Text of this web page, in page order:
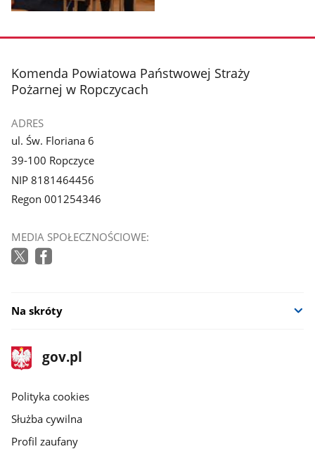
zdjęcie
galerii.
stopka
Komenda Powiatowa Państwowej Straży
Pożarnej w Ropczycach
ADRES
ul. Św. Floriana 6
39-100 Ropczyce
NIP 8181464456
Regon 001254346
MEDIA SPOŁECZNOŚCIOWE:
Na skróty
stopka
gov.pl
Strona
gov.pl
gov.pl
Polityka cookies
Służba cywilna
Profil zaufany